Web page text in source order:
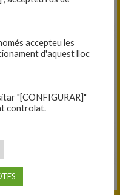
accepteu les
d'aquest lloc
"[CONFIGURAR]"
controlat.